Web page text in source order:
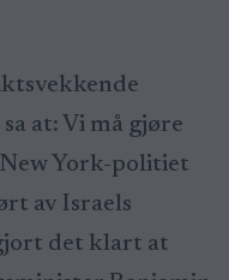
at: Vi må gjøre
York-politiet
av Israels
det klart at